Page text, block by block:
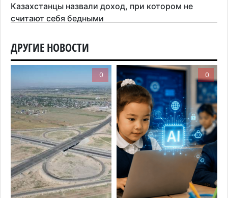
Казахстанцы назвали доход, при котором не
считают себя бедными
Пожар в Аксайском ущелье под Алматы
полностью ликвидирован спустя три дня
192
Минэкологии опровергло фото тигра возле села
в Алматинской области
5 августа 2026 г. 17:06 190
Казахстан стал лидером Центральной Азии в
мировом рейтинге благополучия
5 августа 2026 г. 13:55 248
ДРУГИЕ НОВОСТИ
0 0